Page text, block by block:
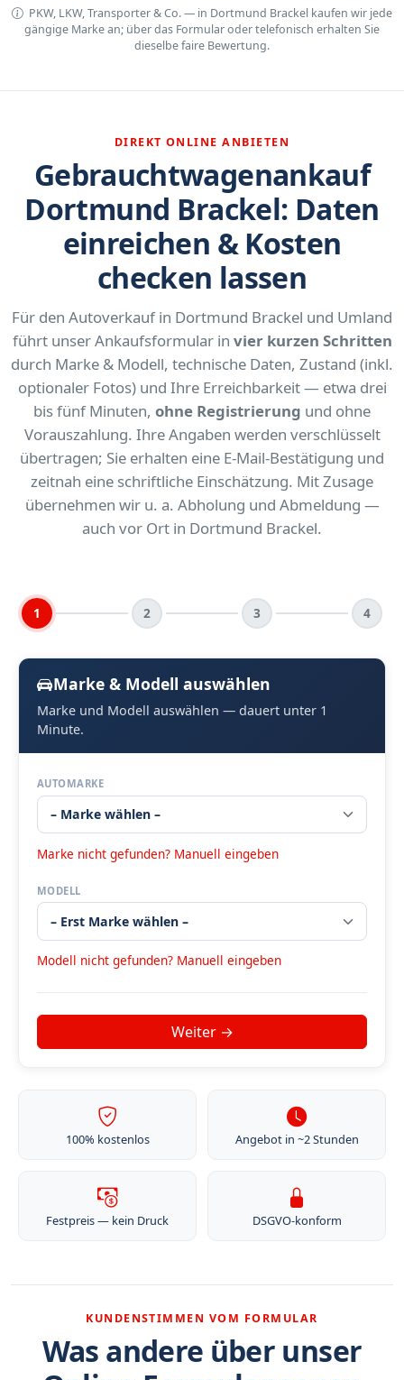
PKW, LKW, Transporter & Co. — in Dortmund Brackel kaufen wir jede
gängige Marke an; über das Formular oder telefonisch erhalten Sie
dieselbe faire Bewertung.
DIREKT ONLINE ANBIETEN
Gebrauchtwagenankauf
Dortmund Brackel: Daten
einreichen & Kosten
checken lassen
Für den Autoverkauf in Dortmund Brackel und Umland
führt unser Ankaufsformular in vier kurzen Schritten
durch Marke & Modell, technische Daten, Zustand (inkl.
optionaler Fotos) und Ihre Erreichbarkeit — etwa drei
bis fünf Minuten, ohne Registrierung und ohne
Vorauszahlung. Ihre Angaben werden verschlüsselt
übertragen; Sie erhalten eine E-Mail-Bestätigung und
zeitnah eine schriftliche Einschätzung. Mit Zusage
übernehmen wir u. a. Abholung und Abmeldung —
auch vor Ort in Dortmund Brackel.
1 2 3 4
Marke & Modell auswählen
Marke und Modell auswählen — dauert unter 1
Minute.
AUTOMARKE
Marke nicht gefunden? Manuell eingeben
MODELL
Modell nicht gefunden? Manuell eingeben
100% kostenlos Angebot in ~2 Stunden
Festpreis — kein Druck DSGVO-konform
KUNDENSTIMMEN VOM FORMULAR
Was andere über unser